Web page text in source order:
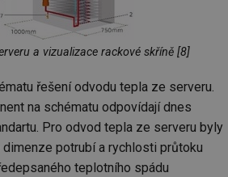
a vizualizace rackové skříně [8]
řešení odvodu tepla ze serveru.
na schématu odpovídají dnes
Pro odvod tepla ze serveru byly
potrubí a rychlosti průtoku
teplotního spádu